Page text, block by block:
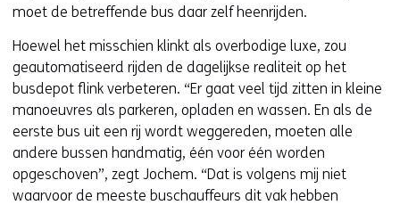
moet de betreffende bus daar zelf heenrijden.
Hoewel het misschien klinkt als overbodige luxe, zou
geautomatiseerd rijden de dagelijkse realiteit op het
busdepot flink verbeteren. “Er gaat veel tijd zitten in kleine
manoeuvres als parkeren, opladen en wassen. En als de
eerste bus uit een rij wordt weggereden, moeten alle
andere bussen handmatig, één voor één worden
opgeschoven”, zegt Jochem. “Dat is volgens mij niet
waarvoor de meeste buschauffeurs dit vak hebben